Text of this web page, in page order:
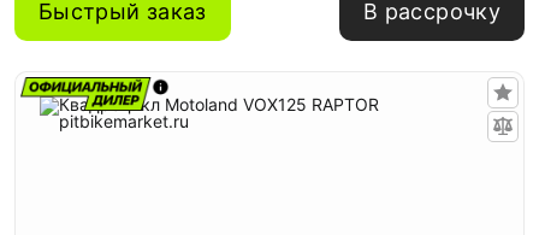
Быстрый заказ В рассрочку